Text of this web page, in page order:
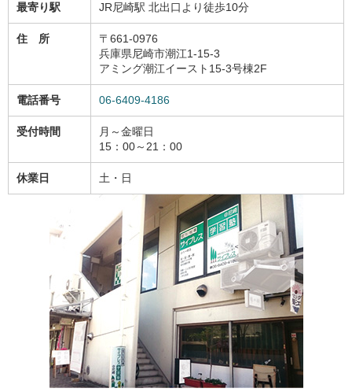
最寄り駅 JR尼崎駅 北出口より徒歩10分
住 所
〒661-0976
兵庫県尼崎市潮江1-15-3
アミング潮江イースト15-3号棟2F
電話番号 06-6409-4186
受付時間
月～金曜日
15：00～21：00
休業日 土・日